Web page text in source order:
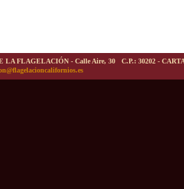
LA FLAGELACIÓN - Calle Aire, 30 C.P.: 30202 -